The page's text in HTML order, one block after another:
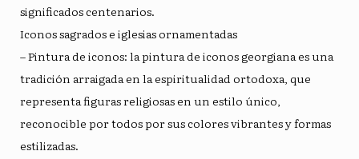
significados centenarios.
Iconos sagrados e iglesias ornamentadas
– Pintura de iconos: la pintura de iconos georgiana es una
tradición arraigada en la espiritualidad ortodoxa, que
representa figuras religiosas en un estilo único,
reconocible por todos por sus colores vibrantes y formas
estilizadas.